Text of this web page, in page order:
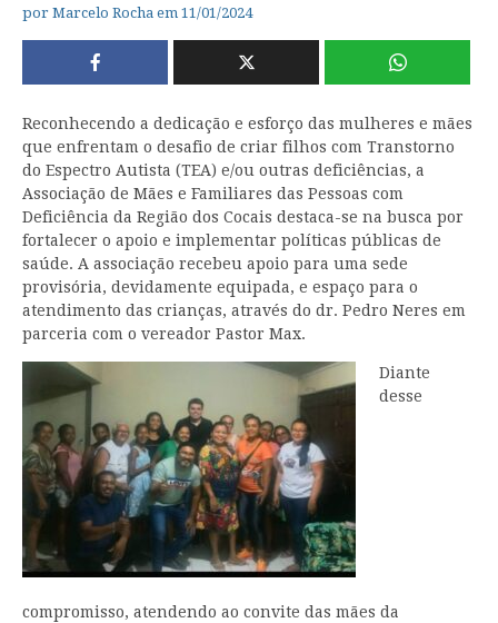
por Marcelo Rocha em 11/01/2024
Reconhecendo a dedicação e esforço das mulheres e mães
que enfrentam o desafio de criar filhos com Transtorno
do Espectro Autista (TEA) e/ou outras deficiências, a
Associação de Mães e Familiares das Pessoas com
Deficiência da Região dos Cocais destaca-se na busca por
fortalecer o apoio e implementar políticas públicas de
saúde. A associação recebeu apoio para uma sede
provisória, devidamente equipada, e espaço para o
atendimento das crianças, através do dr. Pedro Neres em
parceria com o vereador Pastor Max.
Diante
desse
compromisso, atendendo ao convite das mães da